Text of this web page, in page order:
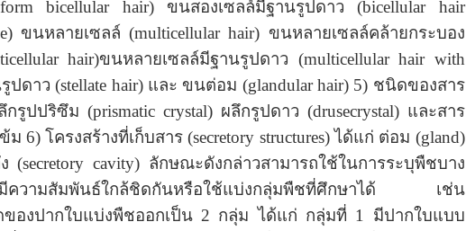
bicellular hair) ขนสองเซลล์มีฐานรูปดาว(bicellular hair
ขนหลายเซลล์ (multicellular hair) ขนหลายเซลล์คล้ายกระบอง
hair)ขนหลายเซลล์มีฐานรูปดาว (multicellular hair with
รูปดาว (stellate hair) และ ขนต่อม (glandular hair) 5) ชนิดของสาร
กรูปปริซึม(prismatic crystal) ผลึกรูปดาว (drusecrystal) และสาร
6) โครงสร้างที่เก็บสาร (secretory structures) ได้แก่ ต่อม (gland)
(secretory cavity) ลักษณะดังกล่าวสามารถใช้ในการระบุพืชบาง
ความสัมพันธ์ใกล้ชิดกันหรือใช้แบ่งกลุ่มพืชที่ศึกษาได้ เช่น
องปากใบแบ่งพืชออกเป็น 2 กลุ่ม ได้แก่ กลุ่มที่ 1 มีปากใบแบบ